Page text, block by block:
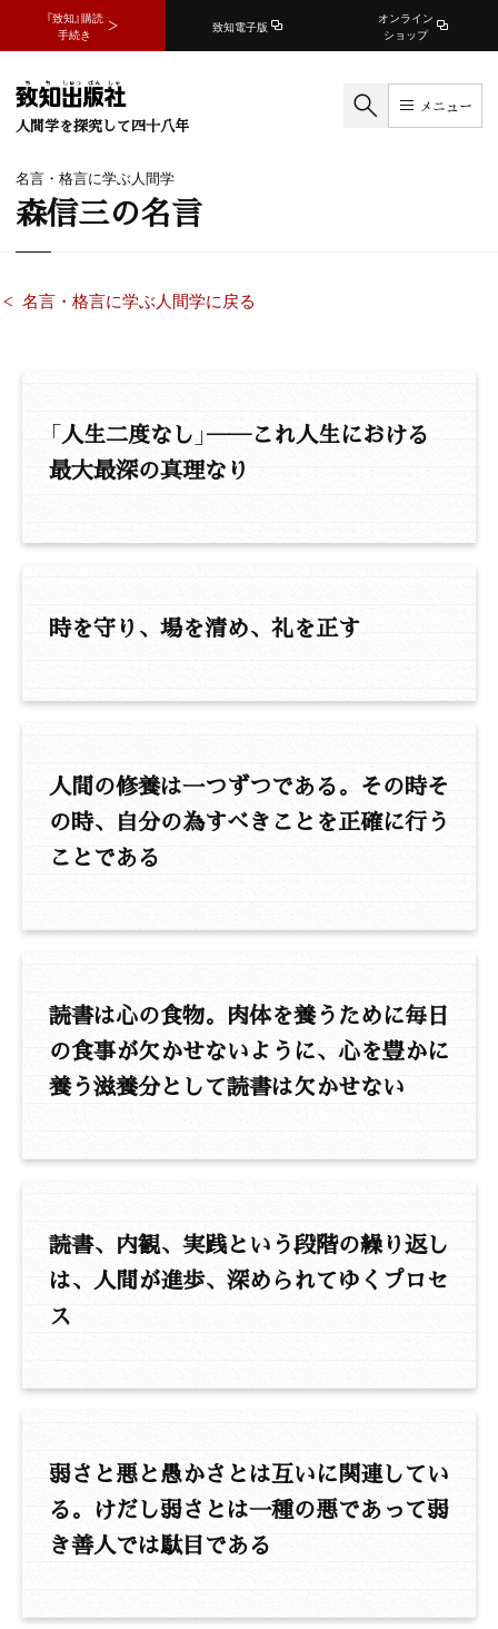
『致知』購読
手続き
致知電子版
オンライン
ショップ
人間学を探究して四十八年
メニュー
名言・格言に学ぶ人間学
森信三の名言
名言・格言に学ぶ人間学に戻る
「人生二度なし」――これ人生における
最大最深の真理なり
時を守り、場を清め、礼を正す
人間の修養は一つずつである。その時そ
の時、自分の為すべきことを正確に行う
ことである
読書は心の食物。肉体を養うために毎日
の食事が欠かせないように、心を豊かに
養う滋養分として読書は欠かせない
読書、内観、実践という段階の繰り返し
は、人間が進歩、深められてゆくプロセ
ス
弱さと悪と愚かさとは互いに関連してい
る。けだし弱さとは一種の悪であって弱
き善人では駄目である